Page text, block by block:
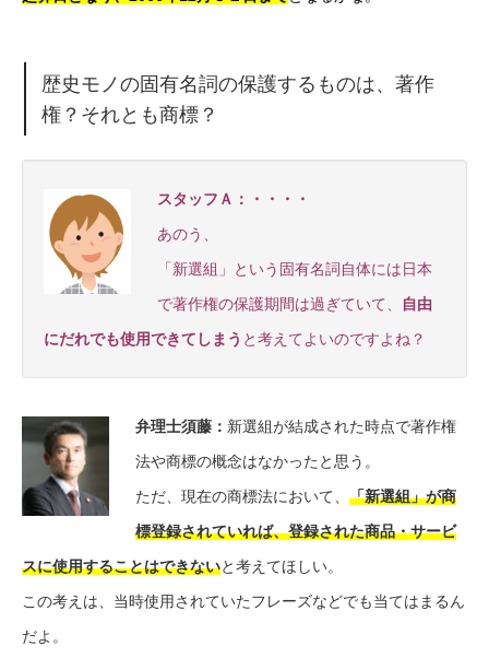
歴史モノの固有名詞の保護するものは、著作
権？それとも商標？
スタッフＡ：・・・・
あのう、
「新選組」という固有名詞自体には日本
で著作権の保護期間は過ぎていて、
自由
にだれでも使用できてしまう と考えてよいのですよね？
弁理士須藤： 新選組が結成された時点で著作権
法や商標の概念はなかったと思う。
ただ、現在の商標法において、 「新選組」が商
標登録されていれば、登録された商品・サービ
スに使用することはできないと考えてほしい。
この考えは、当時使用されていたフレーズなどでも当てはまるん
だよ。